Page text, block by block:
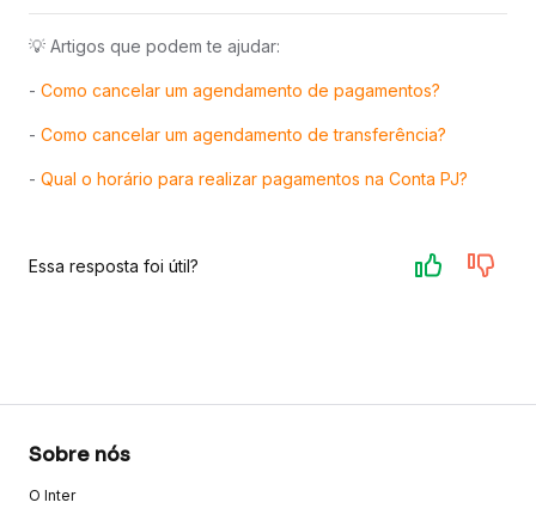
💡 Artigos que podem te ajudar:
- Como cancelar um agendamento de pagamentos?
- Como cancelar um agendamento de transferência?
- Qual o horário para realizar pagamentos na Conta PJ?
Essa resposta foi útil?
Sobre nós
O Inter